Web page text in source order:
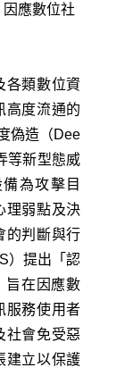
應數位社
各類數位資
高度流通的
偽造（Dee
等新型態威
為攻擊目
理弱點及決
的判斷與行
）提出「認
旨在因應數
服務使用者
社會免受惡
建立以保護